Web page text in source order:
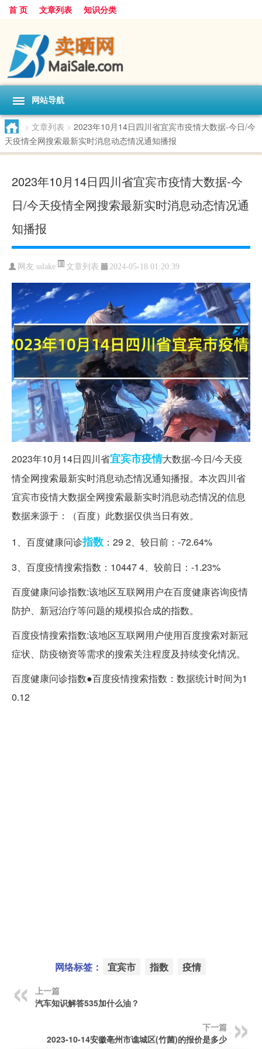
首 页 文章列表 知识分类
网站导航
> 文章列表 > 2023年10月14日四川省宜宾市疫情大数据-今日/今
天疫情全网搜索最新实时消息动态情况通知播报
2023年10月14日四川省宜宾市疫情大数据-今
日/今天疫情全网搜索最新实时消息动态情况通
知播报
网友:sslake 文章列表 2024-05-18 01:20:39
2023年10月14日四川省宜宾市疫情大数据-今日/今天疫
情全网搜索最新实时消息动态情况通知播报。本次四川省
宜宾市疫情大数据全网搜索最新实时消息动态情况的信息
数据来源于：（百度）此数据仅供当日有效。
1、百度健康问诊指数 ：29 2、较日前：-72.64%
3、百度疫情搜索指数：10447 4、较前日：-1.23%
百度健康问诊指数:该地区互联网用户在百度健康咨询疫情
防护、新冠治疗等问题的规模拟合成的指数。
百度疫情搜索指数:该地区互联网用户使用百度搜索对新冠
症状、防疫物资等需求的搜索关注程度及持续变化情况。
百度健康问诊指数●百度疫情搜索指数：数据统计时间为1
0.12
网络标签： 宜宾市 指数 疫情
上一篇
汽车知识解答535加什么油？
下一篇
2023-10-14安徽亳州市谯城区(竹菌)的报价是多少